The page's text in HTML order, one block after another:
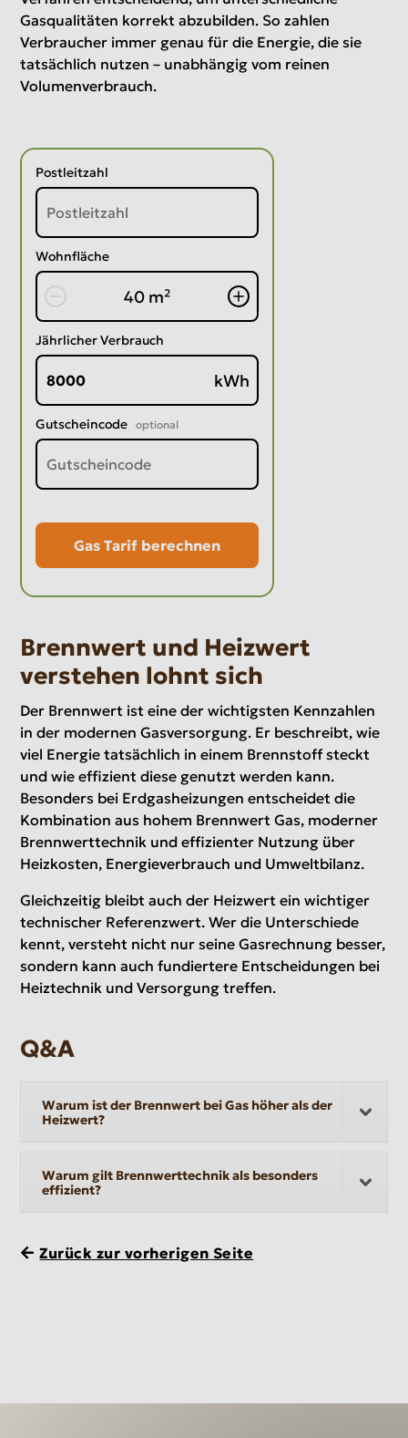
Gasqualitäten korrekt abzubilden. So zahlen
Verbraucher immer genau für die Energie, die sie
tatsächlich nutzen – unabhängig vom reinen
Volumenverbrauch.
Postleitzahl
Wohnfläche
40 m²
Jährlicher Verbrauch
kWh
Gutscheincode optional
Gas Tarif berechnen
Brennwert und Heizwert
verstehen lohnt sich
Der Brennwert ist eine der wichtigsten Kennzahlen
in der modernen Gasversorgung. Er beschreibt, wie
viel Energie tatsächlich in einem Brennstoff steckt
und wie effizient diese genutzt werden kann.
Besonders bei Erdgasheizungen entscheidet die
Kombination aus hohem Brennwert Gas, moderner
Brennwerttechnik und effizienter Nutzung über
Heizkosten, Energieverbrauch und Umweltbilanz.
Gleichzeitig bleibt auch der Heizwert ein wichtiger
technischer Referenzwert. Wer die Unterschiede
kennt, versteht nicht nur seine Gasrechnung besser,
sondern kann auch fundiertere Entscheidungen bei
Heiztechnik und Versorgung treffen.
Q&A
Warum ist der Brennwert bei Gas höher als der
Heizwert?
Warum gilt Brennwerttechnik als besonders
effizient?
Zurück zur vorherigen Seite